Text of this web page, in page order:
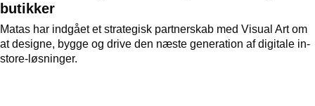
butikker
Matas har indgået et strategisk partnerskab med Visual Art om
at designe, bygge og drive den næste generation af digitale in-
store-løsninger.